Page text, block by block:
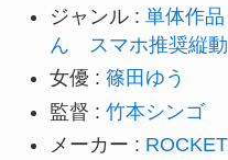
ジャンル : 単体作品
ん
スマホ推奨縦
女優 : 篠田ゆう
監督 : 竹本シンゴ
メーカー : ROCKET